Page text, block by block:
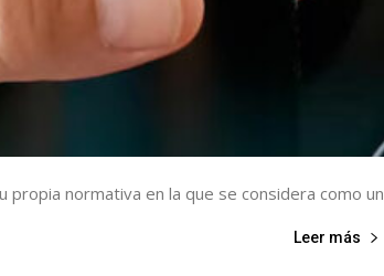
propia normativa en la que se considera como
Leer más